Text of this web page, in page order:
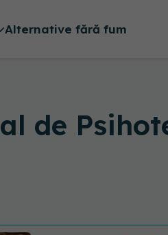
Alternative fără fum
de